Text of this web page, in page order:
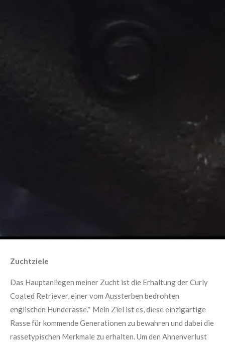
Zuchtziele
Das Hauptanliegen meiner Zucht ist die Erhaltung der Curly
Coated Retriever, einer vom Aussterben bedrohten
englischen Hunderasse.* Mein Ziel ist es, diese einzigartige
Rasse für kommende Generationen zu bewahren und dabei die
rassetypischen Merkmale zu erhalten. Um den Ahnenverlust